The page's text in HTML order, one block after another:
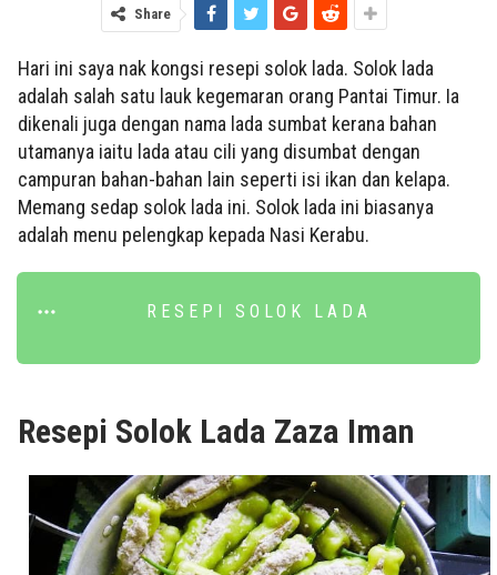
Share
Hari ini saya nak kongsi resepi solok lada. Solok lada
adalah salah satu lauk kegemaran orang Pantai Timur. Ia
dikenali juga dengan nama lada sumbat kerana bahan
utamanya iaitu lada atau cili yang disumbat dengan
campuran bahan-bahan lain seperti isi ikan dan kelapa.
Memang sedap solok lada ini. Solok lada ini biasanya
adalah menu pelengkap kepada Nasi Kerabu.
RESEPI SOLOK LADA
Resepi Solok Lada Zaza Iman